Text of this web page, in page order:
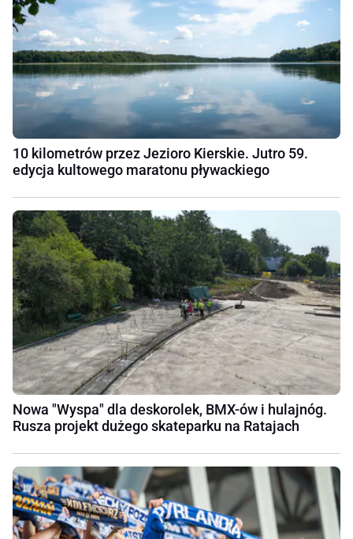
10 kilometrów przez Jezioro Kierskie. Jutro 59.
edycja kultowego maratonu pływackiego
Nowa "Wyspa" dla deskorolek, BMX-ów i hulajnóg.
Rusza projekt dużego skateparku na Ratajach